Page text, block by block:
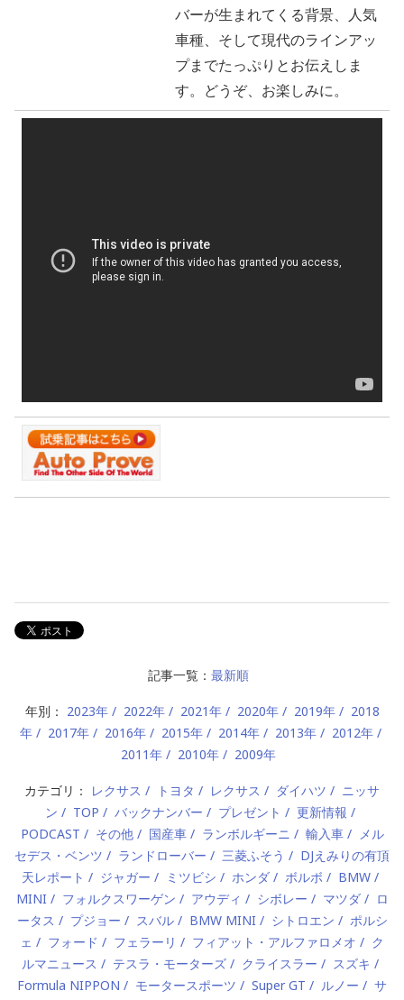
バーが生まれてくる背景、人気
車種、そして現代のラインアッ
プまでたっぷりとお伝えしま
す。どうぞ、お楽しみに。
記事一覧： 最新順
年別： 2023年 2022年 2021年 2020年 2019年
2018
年
2017年 2016年 2015年 2014年 2013年
2012年
2011年
2010年 2009年
カテゴリ： レクサス トヨタ レクサス ダイハツ
ニッサ
ン
TOP バックナンバー プレゼント
更新情報
PODCAST
その他 国産車 ランボルギーニ 輸入車
メル
セデス・ベンツ
ランドローバー 三菱ふそう
DJえみりの有頂
天レポート
ジャガー ミツビシ ホンダ ボルボ
BMW
MINI
フォルクスワーゲン アウディ シボレー マツダ
ロ
ータス
プジョー スバル BMW MINI シトロエン
ポルシ
ェ
フォード フェラーリ フィアット・アルファロメオ
ク
ルマニュース
テスラ・モーターズ クライスラー
スズキ
Formula NIPPON
モータースポーツ Super GT ルノー
サ